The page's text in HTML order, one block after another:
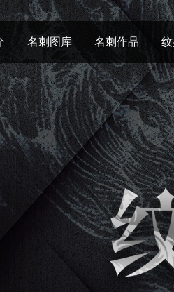
名刺图库 名刺作品